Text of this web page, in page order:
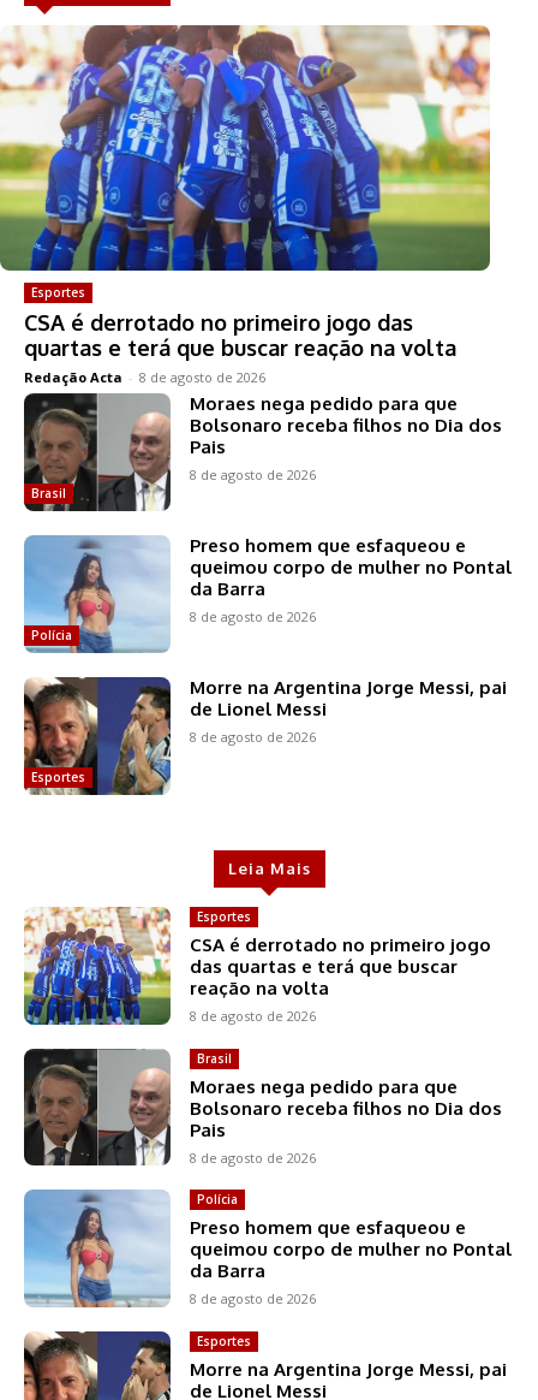
Esportes
CSA é derrotado no primeiro jogo das
quartas e terá que buscar reação na volta
Redação Acta - 8 de agosto de 2026
Brasil
Moraes nega pedido para que
Bolsonaro receba filhos no Dia dos
Pais
8 de agosto de 2026
Polícia
Preso homem que esfaqueou e
queimou corpo de mulher no Pontal
da Barra
8 de agosto de 2026
Esportes
Morre na Argentina Jorge Messi, pai
de Lionel Messi
8 de agosto de 2026
Leia Mais
Esportes
CSA é derrotado no primeiro jogo
das quartas e terá que buscar
reação na volta
8 de agosto de 2026
Brasil
Moraes nega pedido para que
Bolsonaro receba filhos no Dia dos
Pais
8 de agosto de 2026
Polícia
Preso homem que esfaqueou e
queimou corpo de mulher no Pontal
da Barra
8 de agosto de 2026
Esportes
Morre na Argentina Jorge Messi, pai
de Lionel Messi